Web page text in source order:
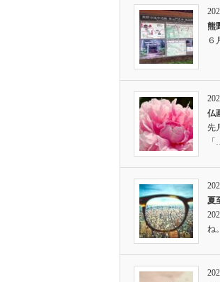
熊
６
仏
先
夏
ね